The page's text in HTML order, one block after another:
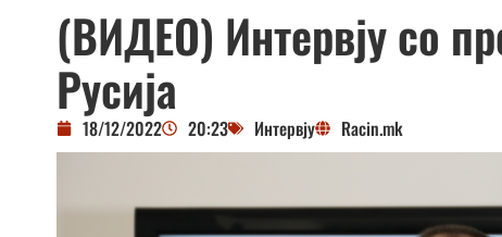
(ВИДЕО) Интервју со
Русија
18/12/2022 20:23 Интервју Racin.mk